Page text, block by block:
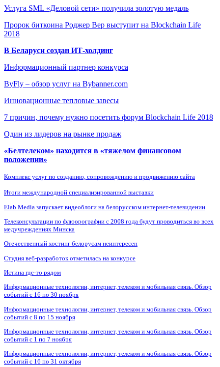
Услуга SML «Деловой сети» получила золотую медаль
Пророк биткоина Роджер Вер выступит на Blockchain Life
2018
В Беларуси создан ИТ-холдинг
Информационный партнер конкурса
ByFly – обзор услуг на Bybanner.com
Инновационные тепловые завесы
7 причин, почему нужно посетить форум Blockchain Life 2018
Один из лидеров на рынке продаж
«Белтелеком» находится в «тяжелом финансовом
положении»
Комплекс услуг по созданию, сопровождению и продвижению сайта
Итоги международной специализированной выставки
Elab Media запускает видеоблоги на белорусском интернет-телевидении
Телеконсультации по флюорографии с 2008 года будут проводиться во всех
медучреждениях Минска
Отечественный хостинг белорусам неинтересен
Студия веб-разработок отметилась на конкурсе
Истина где-то рядом
Информационные технологии, интернет, телеком и мобильная связь. Обзор
событий с 16 по 30 ноября
Информационные технологии, интернет, телеком и мобильная связь. Обзор
событий с 8 по 15 ноября
Информационные технологии, интернет, телеком и мобильная связь. Обзор
событий с 1 по 7 ноября
Информационные технологии, интернет, телеком и мобильная связь. Обзор
событий с 16 по 31 октября